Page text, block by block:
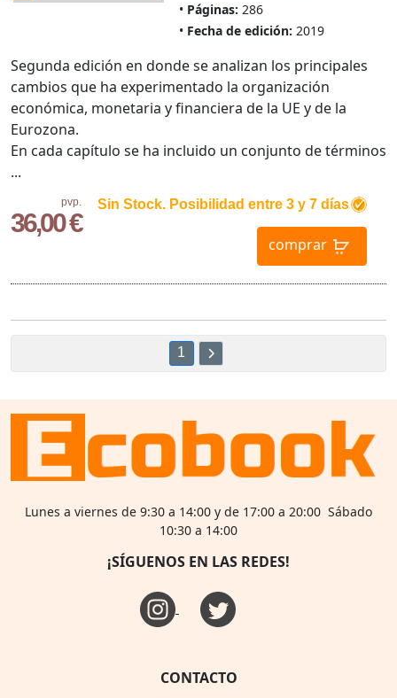
Páginas: 286
Fecha de edición: 2019
pvp.
36,00 €
Sin Stock. Posibilidad entre 3 y 7 días
comprar
Segunda edición en donde se analizan los principales
cambios que ha experimentado la organización
económica, monetaria y financiera de la UE y de la
Eurozona.
En cada capítulo se ha incluido un conjunto de términos
...
1
Lunes a viernes de 9:30 a 14:00 y de 17:00 a 20:00 Sábado
10:30 a 14:00
¡SÍGUENOS EN LAS REDES!
CONTACTO